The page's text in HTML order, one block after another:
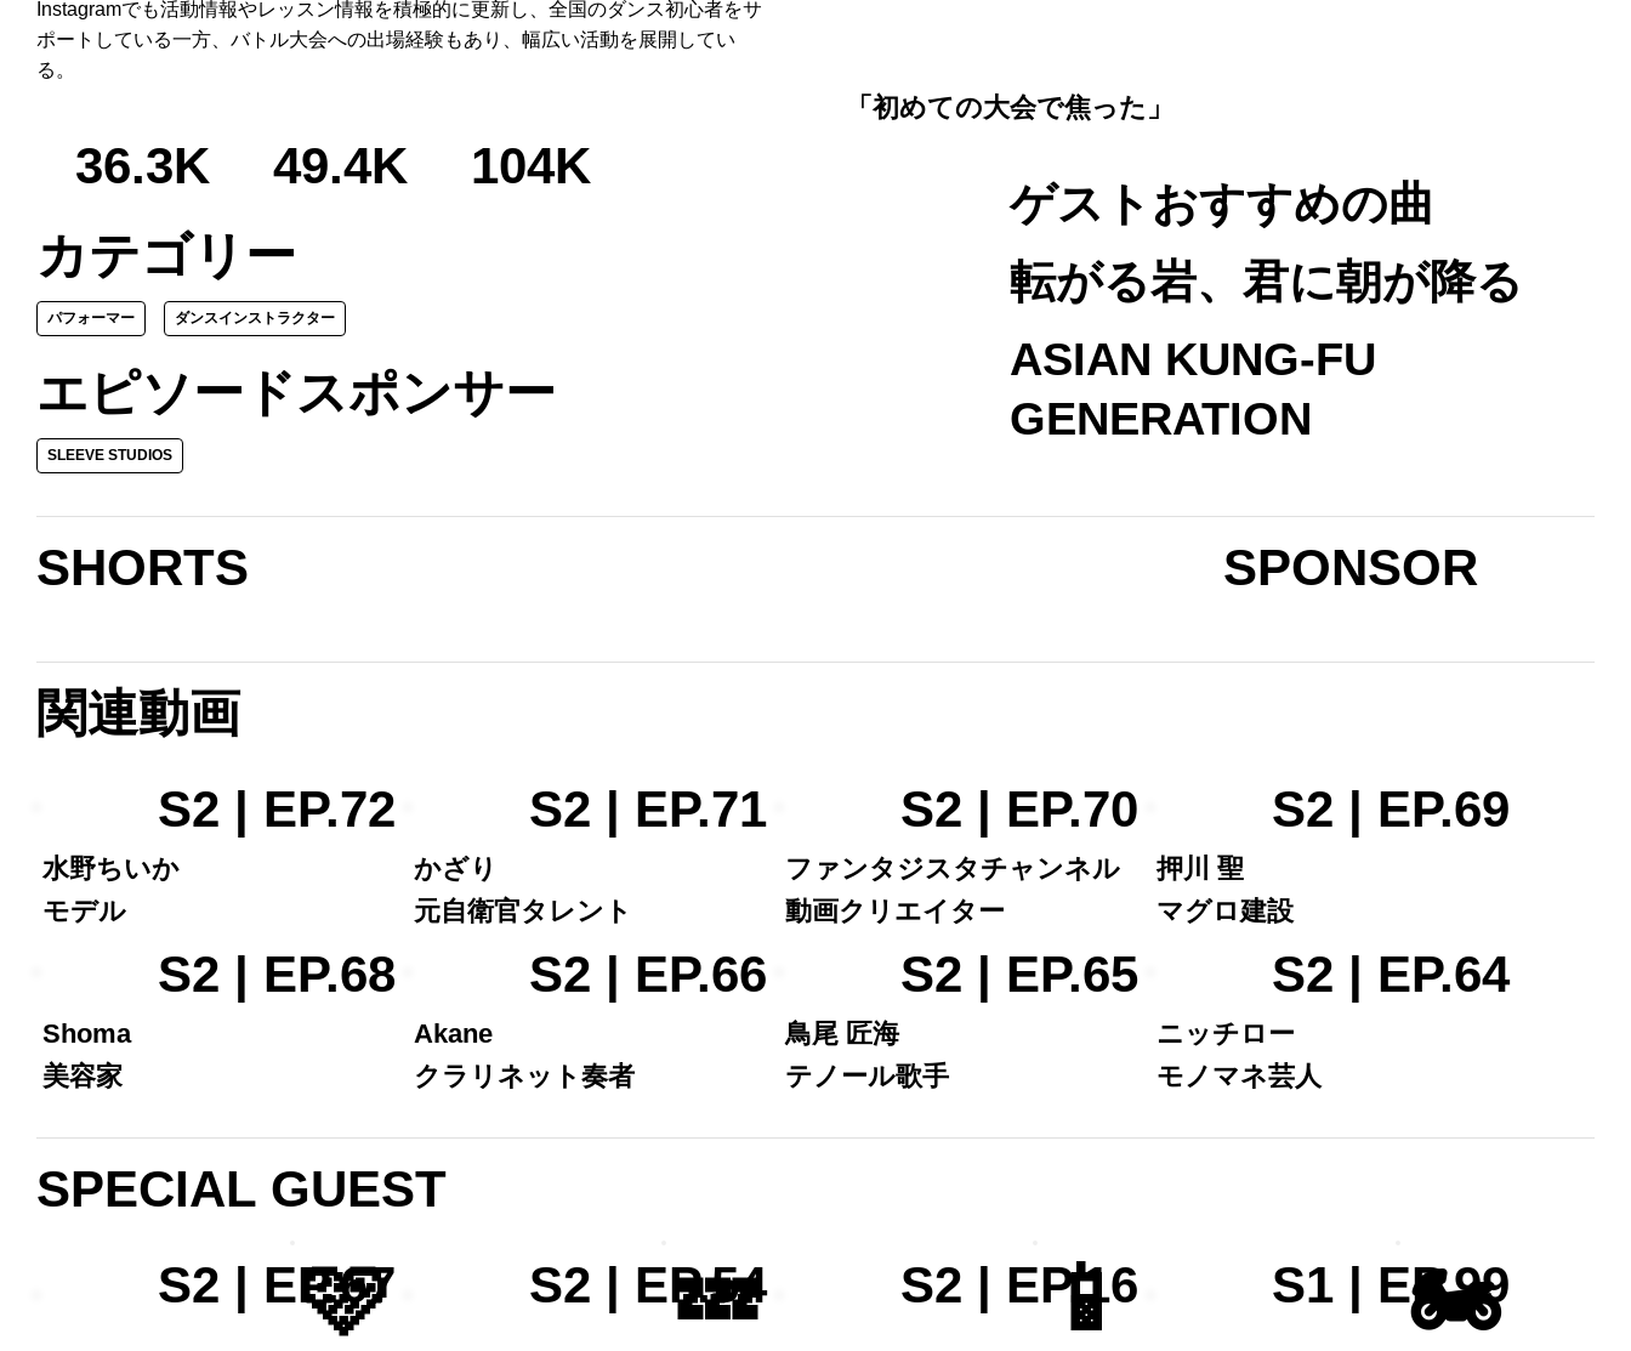
「初めての大会で焦った」
ゲストおすすめの曲
転がる岩、君に朝が降る
ASIAN KUNG-FU
GENERATION
36.3K 49.4K
104K
カテゴリー
パフォーマー ダンスインストラクター
エピソードスポンサー
SLEEVE STUDIOS
Instagramでも活動情報やレッスン情報を積極的に更新し、全国のダンス初心者をサ
ポートしている一方、バトル大会への出場経験もあり、幅広い活動を展開してい
る。
SHORTS SPONSOR
S2 | EP.72
水野ちいか
モデル
S2 | EP.71
かざり
元自衛官タレント
S2 | EP.70
ファンタジスタチャンネル
動画クリエイター
S2 | EP.69
押川 聖
マグロ建設
S2 | EP.68
Shoma
美容家
S2 | EP.66
Akane
クラリネット奏者
S2 | EP.65
鳥尾 匠海
テノール歌手
S2 | EP.64
ニッチロー
モノマネ芸人
関連動画
S2 | EP.67
🩷 S2 | EP.54
💤 S2 | EP.16
📱 S1 | EP.99
🏍️
SPECIAL GUEST